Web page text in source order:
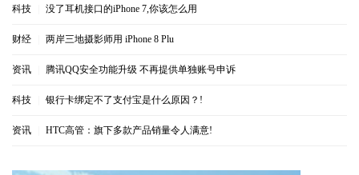
科技 没了耳机接口的iPhone 7,你该怎么用
财经 两岸三地摄影师用 iPhone 8 Plu
资讯 腾讯QQ安全功能升级 不再提供单独账号申诉
科技 银行卡绑定不了支付宝是什么原因？!
资讯 HTC高管：旗下多款产品销量令人满意!